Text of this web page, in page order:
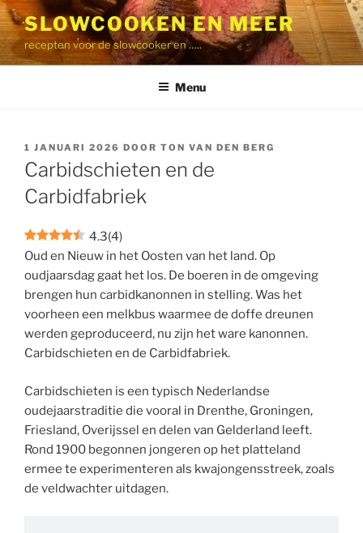
Ga
naar
de
inhoud
SLOWCOOKEN EN MEER
recepten voor de slowcooker en …..
Menu
GEPLAATST
OP
1 JANUARI 2026 DOOR TON VAN DEN BERG
Carbidschieten en de
Carbidfabriek
4.3(4)
Oud en Nieuw in het Oosten van het land. Op
oudjaarsdag gaat het los. De boeren in de omgeving
brengen hun carbidkanonnen in stelling. Was het
voorheen een melkbus waarmee de doffe dreunen
werden geproduceerd, nu zijn het ware kanonnen.
Carbidschieten en de Carbidfabriek.
Carbidschieten is een typisch Nederlandse
oudejaarstraditie die vooral in Drenthe, Groningen,
Friesland, Overijssel en delen van Gelderland leeft.
Rond 1900 begonnen jongeren op het platteland
ermee te experimenteren als kwajongensstreek, zoals
de veldwachter uitdagen.